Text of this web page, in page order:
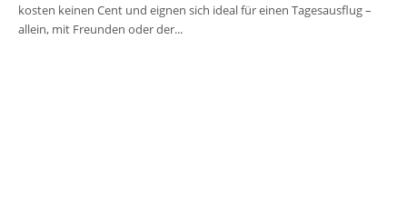
kosten keinen Cent und eignen sich ideal für einen Tagesausflug –
allein, mit Freunden oder der...